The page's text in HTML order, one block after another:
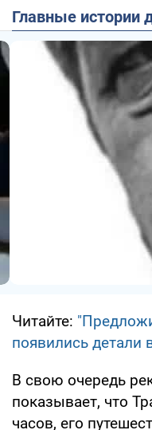
Главные истории
Читайте:
появились детали
В свою очередь
показывает, что
часов, его